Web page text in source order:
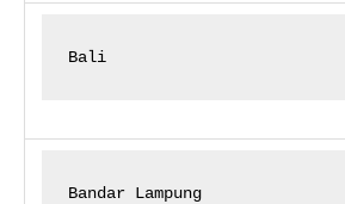
Bali
Bandar Lampung